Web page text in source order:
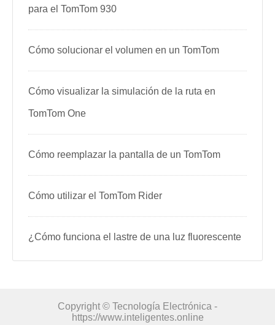
para el TomTom 930
Cómo solucionar el volumen en un TomTom
Cómo visualizar la simulación de la ruta en
TomTom One
Cómo reemplazar la pantalla de un TomTom
Cómo utilizar el TomTom Rider
¿Cómo funciona el lastre de una luz fluorescente
Copyright © Tecnología Electrónica -
https://www.inteligentes.online